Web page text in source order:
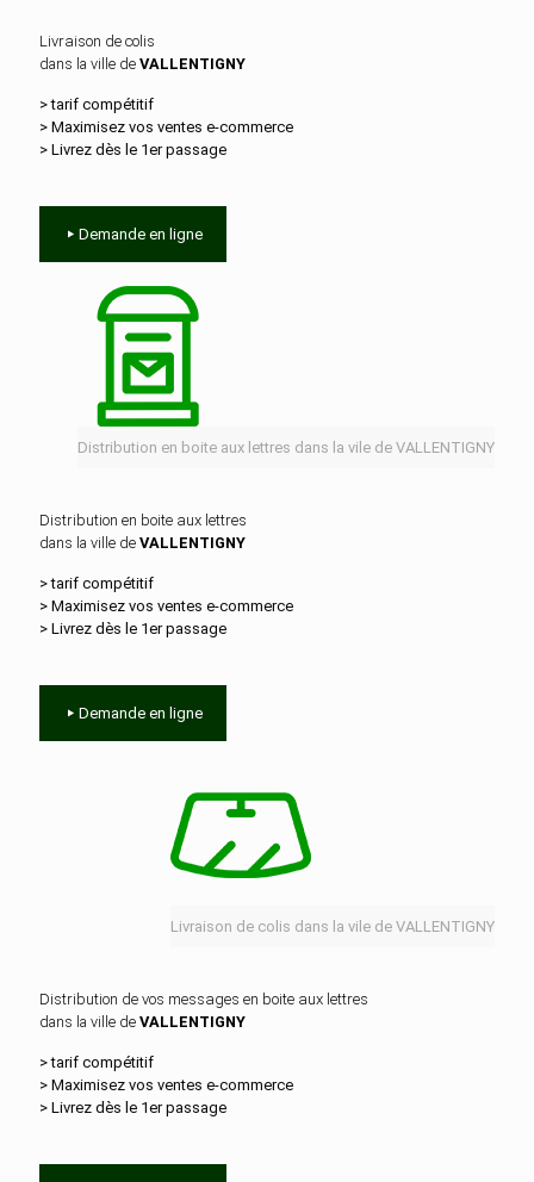
Livraison de colis
dans la ville de VALLENTIGNY
> tarif compétitif
> Maximisez vos ventes e‑commerce
> Livrez dès le 1er passage
Demande en ligne
Distribution en boite aux lettres dans la vile de VALLENTIGNY
Distribution en boite aux lettres
dans la ville de VALLENTIGNY
> tarif compétitif
> Maximisez vos ventes e‑commerce
> Livrez dès le 1er passage
Demande en ligne
Livraison de colis dans la vile de VALLENTIGNY
Distribution de vos messages en boite aux lettres
dans la ville de VALLENTIGNY
> tarif compétitif
> Maximisez vos ventes e‑commerce
> Livrez dès le 1er passage